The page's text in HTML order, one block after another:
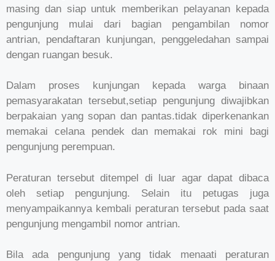
masing dan siap untuk memberikan pelayanan kepada
pengunjung mulai dari bagian pengambilan nomor
antrian, pendaftaran kunjungan, penggeledahan sampai
dengan ruangan besuk.
Dalam proses kunjungan kepada warga binaan
pemasyarakatan tersebut,setiap pengunjung diwajibkan
berpakaian yang sopan dan pantas.tidak diperkenankan
memakai celana pendek dan memakai rok mini bagi
pengunjung perempuan.
Peraturan tersebut ditempel di luar agar dapat dibaca
oleh setiap pengunjung. Selain itu petugas juga
menyampaikannya kembali peraturan tersebut pada saat
pengunjung mengambil nomor antrian.
Bila ada pengunjung yang tidak menaati peraturan